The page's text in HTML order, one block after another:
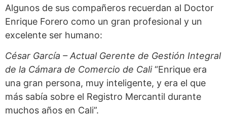
Algunos de sus compañeros recuerdan al Doctor
Enrique Forero como un gran profesional y un
excelente ser humano:
César García – Actual Gerente de Gestión Integral
de la Cámara de Comercio de Cali“Enrique era
una gran persona, muy inteligente, y era el que
más sabía sobre el Registro Mercantil durante
muchos años en Cali”.